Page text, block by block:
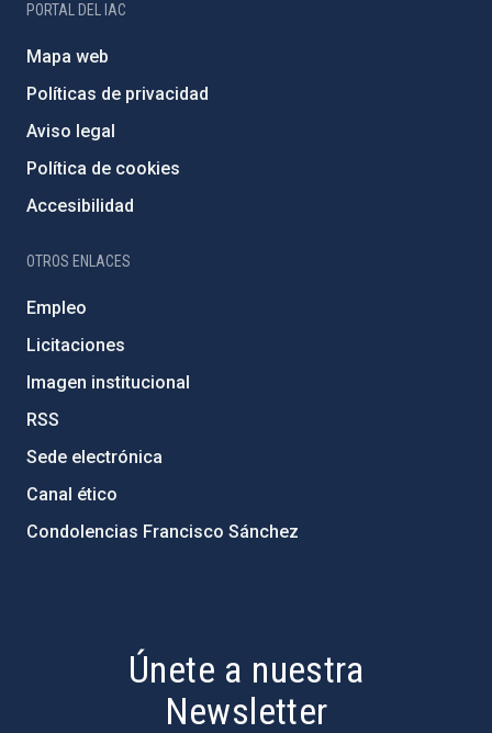
PORTAL DEL IAC
Mapa web
Políticas de privacidad
Aviso legal
Política de cookies
Accesibilidad
OTROS ENLACES
Empleo
Licitaciones
Imagen institucional
RSS
Sede electrónica
Canal ético
Condolencias Francisco Sánchez
Únete a nuestra
Newsletter